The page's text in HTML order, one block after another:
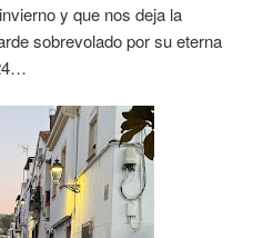
y que nos deja la
sobrevolado por su eterna